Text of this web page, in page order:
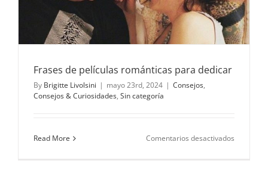
Frases de películas románticas para dedicar
By Brigitte Livolsini | mayo 23rd, 2024 | Consejos,
Consejos & Curiosidades, Sin categoría
Read More Comentarios desactivados